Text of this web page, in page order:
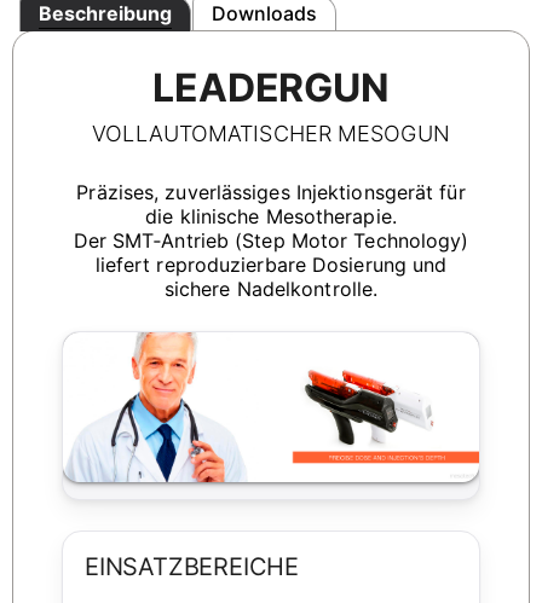
Beschreibung Downloads
LEADERGUN
VOLLAUTOMATISCHER MESOGUN
Präzises, zuverlässiges Injektionsgerät für
die klinische Mesotherapie.
Der SMT‑Antrieb (Step Motor Technology)
liefert reproduzierbare Dosierung und
sichere Nadelkontrolle.
EINSATZBEREICHE